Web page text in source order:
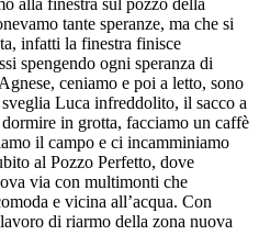
tante speranze, ma che si
infatti la finestra finisce
spengendo ogni speranza di
ceniamo e poi a letto, sono
Luca infreddolito, il sacco a
in grotta, facciamo un caffè
il campo e ci incamminiamo
al Pozzo Perfetto, dove
via con multimonti che
e vicina all’acqua. Con
di riarmo della zona nuova